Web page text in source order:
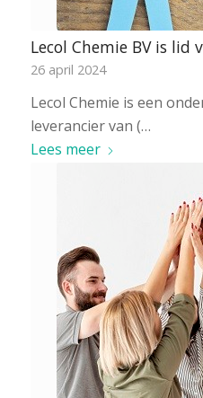
Lecol Chemie BV is lid
26 april 2024
Lecol Chemie is een
leverancier van (…
Lees meer